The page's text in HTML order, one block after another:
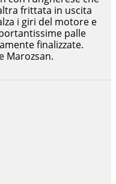
frittata in uscita
i giri del motore e
palle
finalizzate.
Marozsan.